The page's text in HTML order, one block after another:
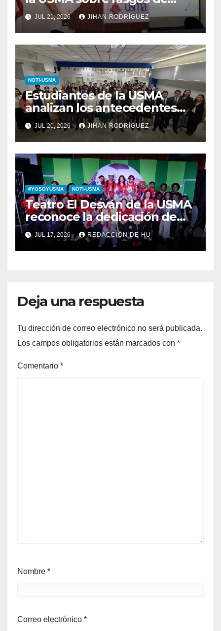
personalidad y conductas de
autolesión en adolescentes
JUL 21, 2026 JIHAN RODRÍGUEZ
NOTI-USMA
Estudiantes de la USMA
analizan los antecedentes
del Derecho Romano junto a
diputada invitada
JUL 20, 2026 JIHAN RODRÍGUEZ
#YOSOYUSMA NOTI-USMA
Teatro El Desván de la USMA
reconoce la dedicación de
sus estudiantes en su 43
aniversario
JUL 17, 2026 REDACCIÓN DE HU
Deja una respuesta
Tu dirección de correo electrónico no será publicada.
Los campos obligatorios están marcados con *
Comentario *
Nombre *
Correo electrónico *